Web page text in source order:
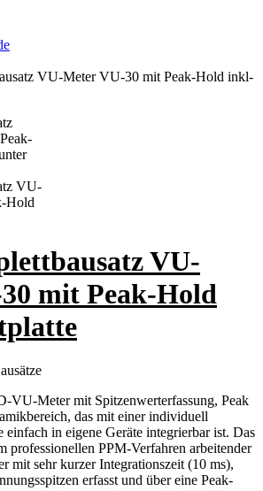
VU-Meter VU-30 mit Peak-Hold inkl-
VU-
mit Peak-Hold
VU-Meter mit Spitzenwerterfassung, Peak
das mit einer individuell
einfach in eigene Geräte integrierbar ist. Das
professionellen PPM-Verfahren arbeitender
mit sehr kurzer Integrationszeit (10 ms),
erfasst und über eine Peak-